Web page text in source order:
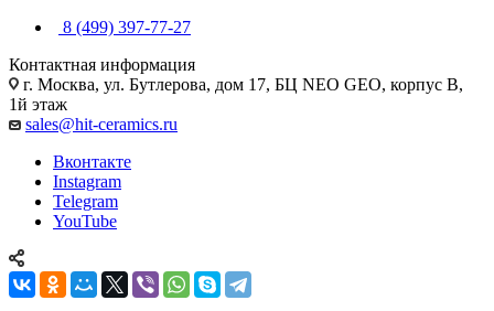
8 (499) 397-77-27
Контактная информация
г. Москва, ул. Бутлерова, дом 17, БЦ NEO GEO, корпус В,
1й этаж
sales@hit-ceramics.ru
Вконтакте
Instagram
Telegram
YouTube